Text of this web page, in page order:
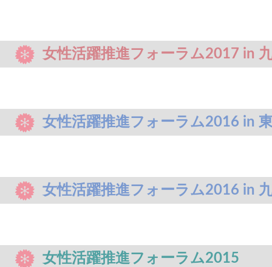
女性活躍推進フォーラム2017 in
女性活躍推進フォーラム2016 in
女性活躍推進フォーラム2016 in
女性活躍推進フォーラム2015